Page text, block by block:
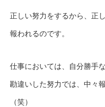
正しい努力をするから、正
報われるのです。
仕事においては、自分勝手
勘違いした努力では、中々
（笑）